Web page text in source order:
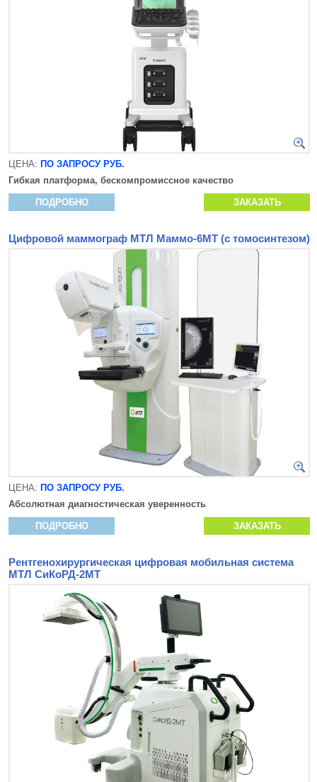
ЦЕНА: ПО ЗАПРОСУ РУБ.
Гибкая платформа, бескомпромиссное качество
ПОДРОБНО ЗАКАЗАТЬ
Цифровой маммограф МТЛ Маммо-6МТ (с томосинтезом)
ЦЕНА: ПО ЗАПРОСУ РУБ.
Абсолютная диагностическая уверенность
ПОДРОБНО ЗАКАЗАТЬ
Рентгенохирургическая цифровая мобильная система
МТЛ СиКоРД-2МТ